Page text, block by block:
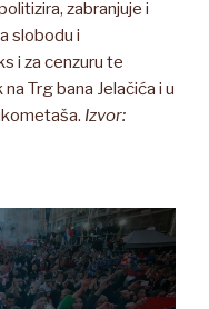
zabranjuje i
slobodu i
i za cenzuru te
Trg bana Jelačića i u
Izvor: